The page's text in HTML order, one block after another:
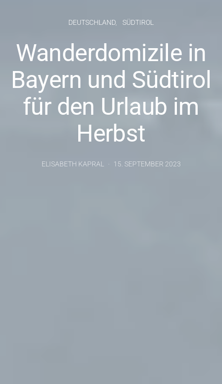
DEUTSCHLAND SÜDTIROL
Wanderdomizile in
Bayern und Südtirol
für den Urlaub im
Herbst
ELISABETH KAPRAL 15. SEPTEMBER 2023